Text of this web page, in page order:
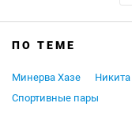
ПО ТЕМЕ
Минерва Хазе
Спортивные пары